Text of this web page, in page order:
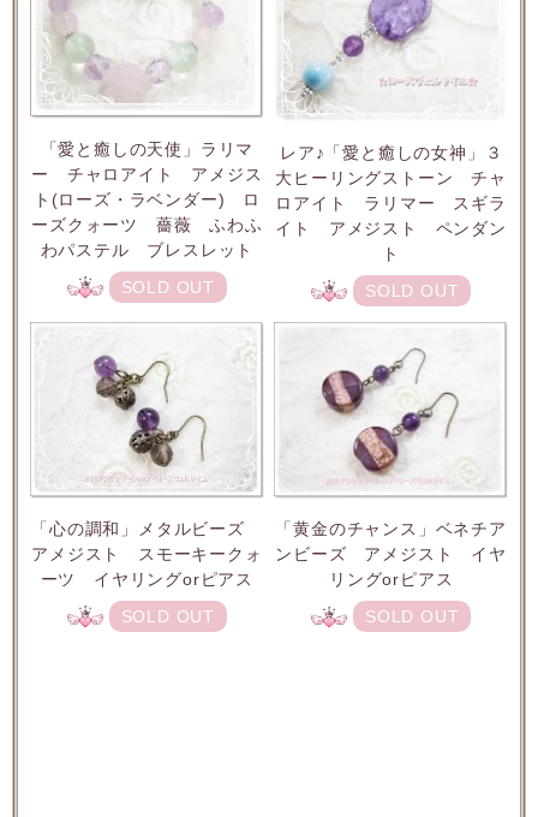
「愛と癒しの天使」ラリマ
ー チャロアイト アメジス
ト(ローズ・ラベンダー) ロ
ーズクォーツ 薔薇 ふわふ
わパステル ブレスレット
SOLD OUT
レア♪「愛と癒しの女神」３
大ヒーリングストーン チャ
ロアイト ラリマー スギラ
イト アメジスト ペンダン
ト
SOLD OUT
「心の調和」メタルビーズ
アメジスト スモーキークォ
ーツ イヤリングorピアス
SOLD OUT
「黄金のチャンス」ベネチア
ンビーズ アメジスト イヤ
リングorピアス
SOLD OUT